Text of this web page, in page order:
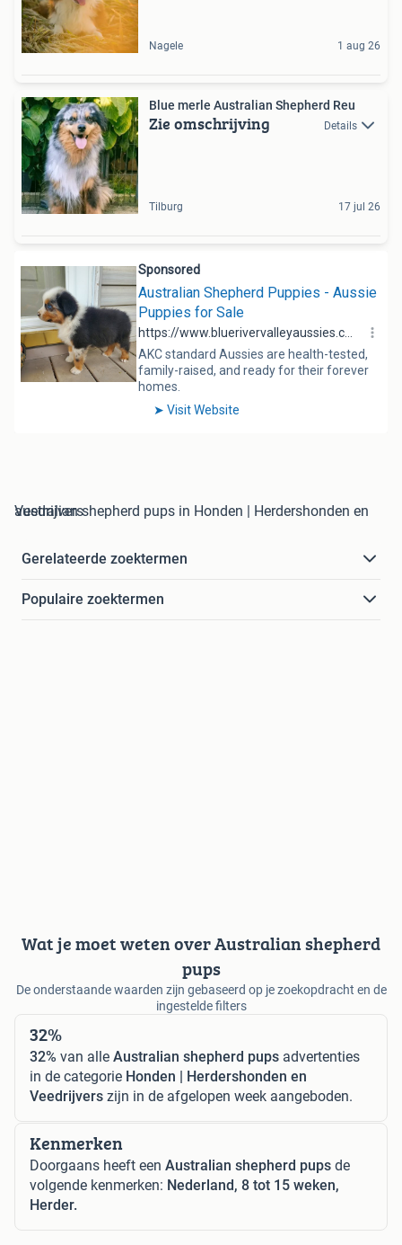
Nagele 1 aug 26
Blue merle Australian Shepherd Reu
Zie omschrijving Details
Tilburg 17 jul 26
australian shepherd pups in Honden | Herdershonden en Veedrijvers
Gerelateerde zoektermen
Populaire zoektermen
Wat je moet weten over Australian shepherd
pups
De onderstaande waarden zijn gebaseerd op je zoekopdracht en de
ingestelde filters
32%
32% van alle Australian shepherd pups advertenties
in de categorie Honden | Herdershonden en
Veedrijvers zijn in de afgelopen week aangeboden.
Kenmerken
Doorgaans heeft een Australian shepherd pups de
volgende kenmerken: Nederland, 8 tot 15 weken,
Herder.